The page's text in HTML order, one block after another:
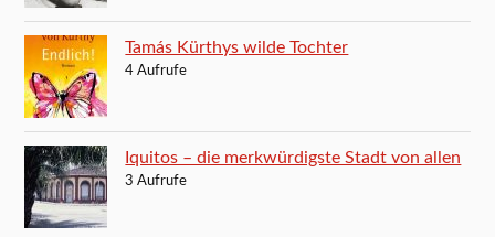
Tamás Kürthys wilde Tochter
4 Aufrufe
Iquitos – die merkwürdigste Stadt von allen
3 Aufrufe